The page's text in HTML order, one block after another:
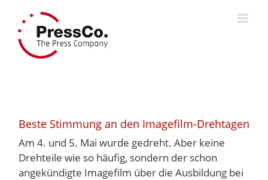
content
Beste Stimmung an den Imagefilm-Drehtagen
Am 4. und 5. Mai wurde gedreht. Aber keine
Drehteile wie so häufig, sondern der schon
angekündigte Imagefilm über die Ausbildung bei